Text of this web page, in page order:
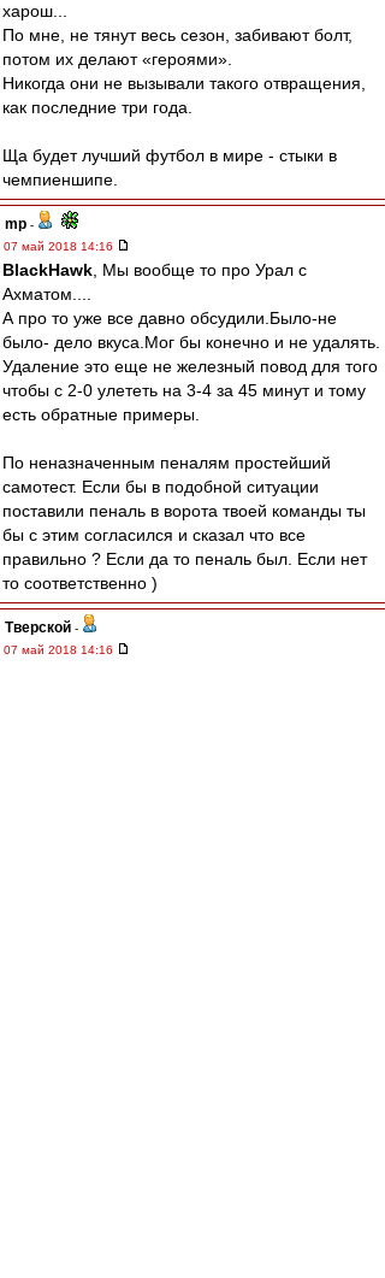
харош...
По мне, не тянут весь сезон, забивают болт,
потом их делают «героями».
Никогда они не вызывали такого отвращения,
как последние три года.
Ща будет лучший футбол в мире - стыки в
чемпиеншипе.
mp -
07 май 2018 14:16
BlackHawk , Мы вообще то про Урал с
Ахматом....
А про то уже все давно обсудили.Было-не
было- дело вкуса.Мог бы конечно и не удалять.
Удаление это еще не железный повод для того
чтобы с 2-0 улететь на 3-4 за 45 минут и тому
есть обратные примеры.
По неназначенным пеналям простейший
самотест. Если бы в подобной ситуации
поставили пеналь в ворота твоей команды ты
бы с этим согласился и сказал что все
правильно ? Если да то пеналь был. Если нет
то соответственно )
Тверской -
07 май 2018 14:16